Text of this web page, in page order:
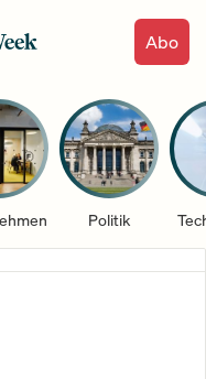
Abo
Politik